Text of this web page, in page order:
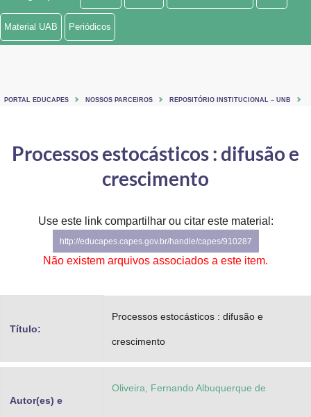
Ministério de Minas e Energia
Secretaria-Geral
Secretaria de Governo
Gabinete de Segurança Institucional
Advocacia-Geral da União
Material UAB Periódicos
PORTAL EDUCAPES NOSSOS PARCEIROS REPOSITÓRIO INSTITUCIONAL – UNB
Processos estocásticos : difusão e
crescimento
Use este link compartilhar ou citar este material:
http://educapes.capes.gov.br/handle/capes/910287
Não existem arquivos associados a este item.
Título:
Processos estocásticos : difusão e
crescimento
Autor(es) e
Oliveira, Fernando Albuquerque de